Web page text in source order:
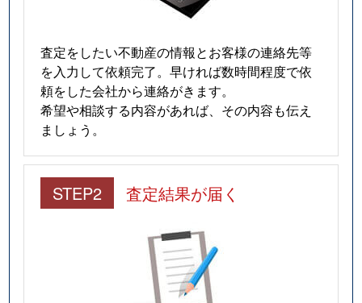
査定をしたい不動産の情報とお客様の連絡先等
を入力して依頼完了。早ければ数時間程度で依
頼をした会社から連絡がきます。
希望や相談する内容があれば、その内容も伝え
ましょう。
STEP2 査定結果が届く